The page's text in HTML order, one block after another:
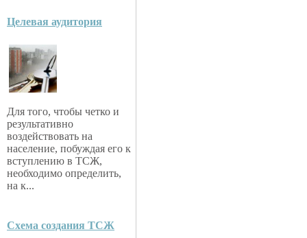
Целевая аудитория
Для того, чтобы четко и
результативно
воздействовать на
население, побуждая его к
вступлению в ТСЖ,
необходимо определить,
на к...
Схема создания ТСЖ